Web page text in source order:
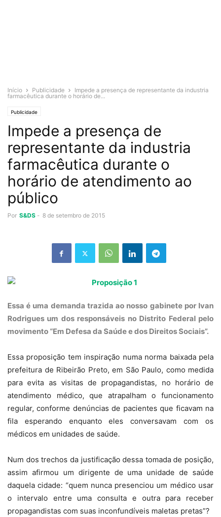
Início Publicidade
Impede a presença de representante da industria
farmacêutica durante o horário de...
Publicidade
Impede a presença de
representante da industria
farmacêutica durante o
horário de atendimento ao
público
Por S&DS - 8 de setembro de 2015
Essa é uma demanda trazida ao nosso gabinete por Ivan
Rodrigues um dos responsáveis no Distrito Federal pelo
movimento “Em Defesa da Saúde e dos Direitos Sociais”.
Essa proposição tem inspiração numa norma baixada pela
prefeitura de Ribeirão Preto, em São Paulo, como medida
para evita as visitas de propagandistas, no horário de
atendimento médico, que atrapalham o funcionamento
regular, conforme denúncias de pacientes que ficavam na
fila esperando enquanto eles conversavam com os
médicos em unidades de saúde.
Num dos trechos da justificação dessa tomada de posição,
assim afirmou um dirigente de uma unidade de saúde
daquela cidade: “quem nunca presenciou um médico usar
o intervalo entre uma consulta e outra para receber
propagandistas com suas inconfundíveis maletas pretas”?